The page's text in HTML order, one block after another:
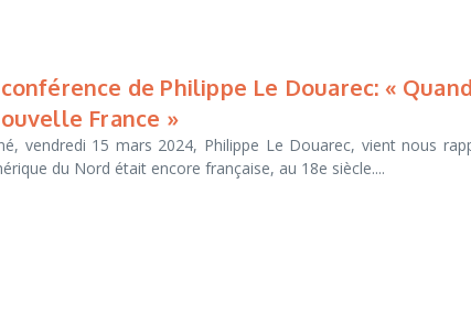
de Philippe Le Douarec: «
France »
vendredi 15 mars 2024, Philippe Le Douarec, vient nous
du Nord était encore française, au 18e siècle....